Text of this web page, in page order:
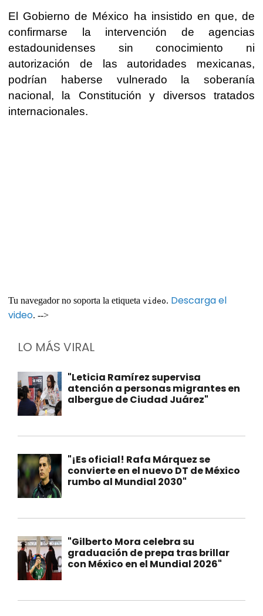
El Gobierno de México ha insistido en que, de
confirmarse la intervención de agencias
estadounidenses sin conocimiento ni
autorización de las autoridades mexicanas,
podrían haberse vulnerado la soberanía
nacional, la Constitución y diversos tratados
internacionales.
Tu navegador no soporta la etiqueta video. Descarga el
video. -->
LO MÁS VIRAL
"Leticia Ramírez supervisa
atención a personas migrantes en
albergue de Ciudad Juárez"
"¡Es oficial! Rafa Márquez se
convierte en el nuevo DT de México
rumbo al Mundial 2030"
"Gilberto Mora celebra su
graduación de prepa tras brillar
con México en el Mundial 2026"